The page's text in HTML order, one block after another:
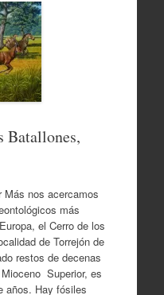
Batallones,
Más nos acercamos
más
el Cerro de los
de Torrejón de
restos de decenas
Superior, es
años. Hay fósiles